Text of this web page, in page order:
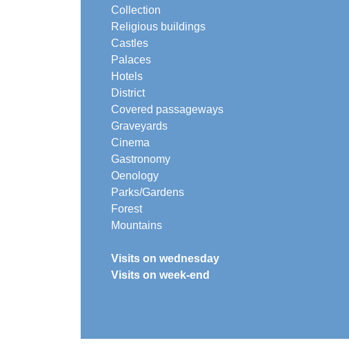
Collection
Religious buildings
Castles
Palaces
Hotels
District
Covered passageways
Graveyards
Cinema
Gastronomy
Oenology
Parks/Gardens
Forest
Mountains
Visits on wednesday
Visits on week-end